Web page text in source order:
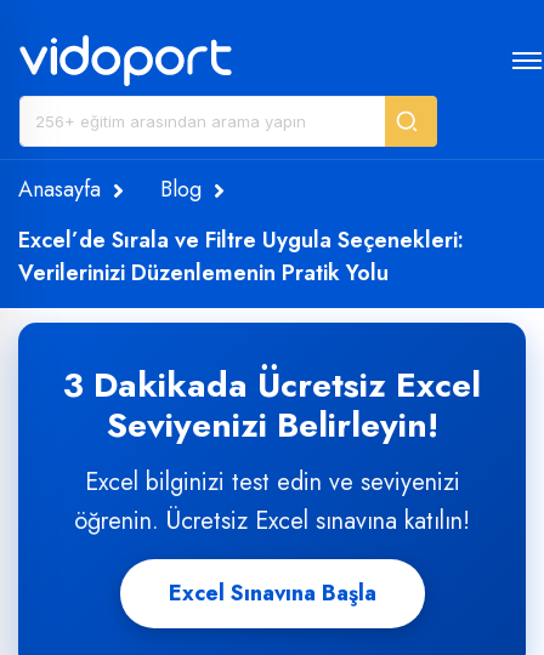
Anasayfa
Blog
Excel’de Sırala ve Filtre Uygula Seçenekleri:
Verilerinizi Düzenlemenin Pratik Yolu
3 Dakikada Ücretsiz Excel
Seviyenizi Belirleyin!
Excel bilginizi test edin ve seviyenizi
öğrenin. Ücretsiz Excel sınavına katılın!
Excel Sınavına Başla